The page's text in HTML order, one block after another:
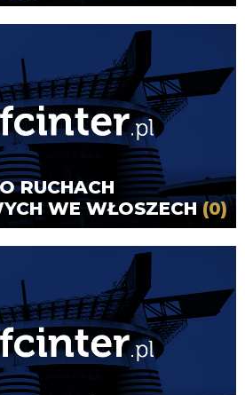
RUCHACH
WE WŁOSZECH(0)